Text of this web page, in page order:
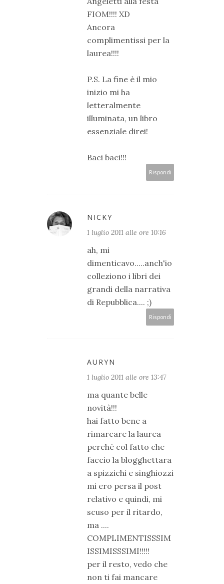
FIOM!!!! XD
Ancora
complimentissi per la
laurea!!!!
P.S. La fine è il mio
inizio mi ha
letteralmente
illuminata, un libro
essenziale direi!
Baci baci!!!
Rispondi
NICKY
1 luglio 2011 alle ore 10:16
ah, mi
dimenticavo.....anch'io
colleziono i libri dei
grandi della narrativa
di Repubblica.... ;)
Rispondi
AURYN
1 luglio 2011 alle ore 13:47
ma quante belle
novità!!!
hai fatto bene a
rimarcare la laurea
perchè col fatto che
faccio la blogghettara
a spizzichi e singhiozzi
mi ero persa il post
relativo e quindi, mi
scuso per il ritardo,
ma ....
COMPLIMENTISSSIM
ISSIMISSSIMI!!!!!
per il resto, vedo che
non ti fai mancare